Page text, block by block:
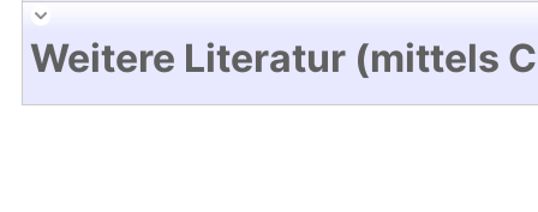
Weitere Literatur (mittels